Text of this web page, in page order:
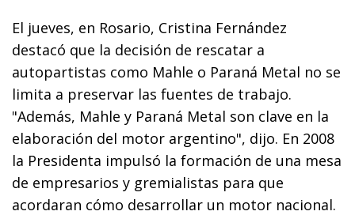
El jueves, en Rosario, Cristina Fernández
destacó que la decisión de rescatar a
autopartistas como Mahle o Paraná Metal no se
limita a preservar las fuentes de trabajo.
"Además, Mahle y Paraná Metal son clave en la
elaboración del motor argentino", dijo. En 2008
la Presidenta impulsó la formación de una mesa
de empresarios y gremialistas para que
acordaran cómo desarrollar un motor nacional.